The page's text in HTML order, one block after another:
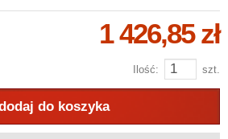
1 426,85 zł
Ilość: szt.
do koszyka